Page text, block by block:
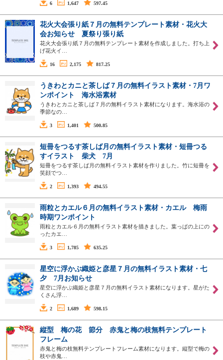
6 1,647 597.45
花火大会張り紙７月の無料テンプレート素材・花火大
会お知らせ 夏祭り張り紙
花火大会張り紙７月の無料テンプレート素材を作成しました。打ち上
げ花火イ…
16 2,175 817.25
うきわとカニと茶しば７月の無料イラスト素材・7月ワ
ンポイント 海水浴素材
うきわとカニと茶しば７月の無料イラスト素材になります。海水浴の
季節なの…
3 1,401 500.85
短冊をつるす茶しば月の無料イラスト素材・短冊つる
すイラスト 柴犬 7月
短冊をつるす茶しば月の無料イラスト素材を作りました。竹に短冊を
笑顔でつ…
2 1,393 494.55
雨粒とカエル６月の無料イラスト素材・カエル 梅雨
時期ワンポイント
雨粒とカエル６月の無料イラスト素材を描きました。葉っぱの上にの
ったカエ…
3 1,785 635.25
星空に浮かぶ織姫と彦星７月の無料イラスト素材・七
夕 7月お知らせ
星空に浮かぶ織姫と彦星７月の無料イラスト素材になります。星がた
くさん浮…
2 1,689 598.15
縦型 梅の花 節分 赤鬼と梅の枝無料テンプレート
フレーム
赤鬼と梅の枝無料テンプレートフレーム素材になります。縦型で梅の
枝や赤鬼…